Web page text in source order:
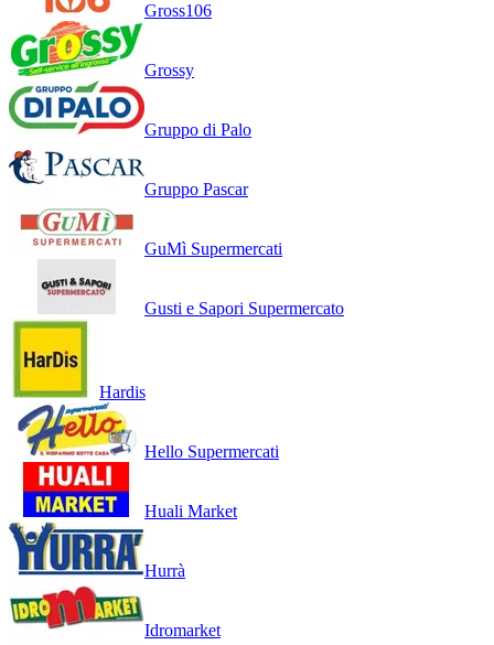
Gross106
Grossy
Gruppo di Palo
Gruppo Pascar
GuMì Supermercati
Gusti e Sapori Supermercato
Hardis
Hello Supermercati
Huali Market
Hurrà
Idromarket